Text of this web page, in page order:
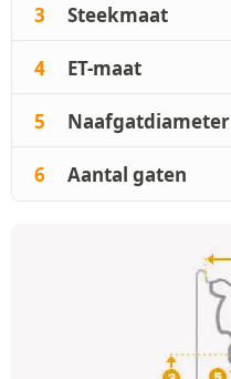
3 Steekmaat
4 ET-maat
5 Naafgatdiameter
6 Aantal gaten